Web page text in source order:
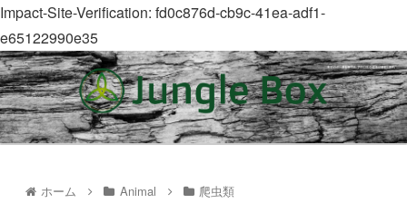
Impact-Site-Verification: fd0c876d-cb9c-41ea-adf1-
e65122990e35
ホーム Animal 爬虫類